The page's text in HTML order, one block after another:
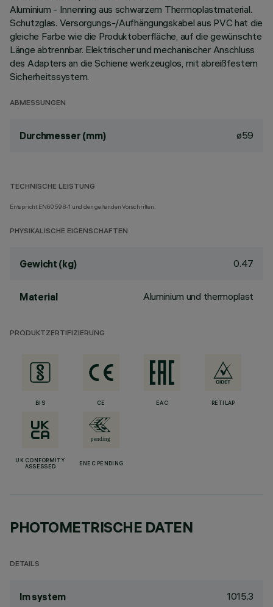
Aluminium - Innenring aus schwarzem Thermoplastmaterial.
Schutzglas. Versorgungs-/Aufhängungskabel aus PVC hat die
gleiche Farbe wie die Produktoberfläche, auf die gewünschte
Länge abtrennbar. Elektrischer und mechanischer Anschluss
des Adapters an die Schiene werkzeuglos, mit abreißfestem
Sicherheitssystem.
ABMESSUNGEN
Durchmesser (mm) ø59
TECHNISCHE LEISTUNG
Entspricht EN60598-1 und den geltenden Vorschriften.
PHYSIKALISCHE EIGENSCHAFTEN
Gewicht (kg) 0.47
Material Aluminium und thermoplast
PRODUKTZERTIFIZIERUNG
BIS CE EAC RETILAP
UK CONFORMITY
ASSESSED
ENEC PENDING
PHOTOMETRISCHE DATEN
DETAILS
lm system 1015.3